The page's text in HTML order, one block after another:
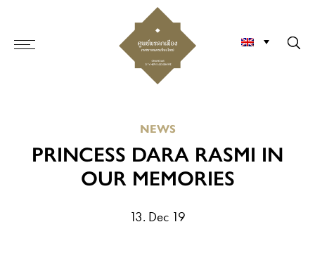
NEWS
PRINCESS DARA RASMI IN
OUR MEMORIES
13. Dec 19